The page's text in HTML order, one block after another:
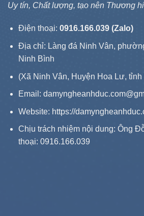
Uy tín, Chất lượng, tạo nên Thương
Điện thoại: 0916.166.039 (Zalo)
Địa chỉ: Làng đá Ninh Vân,
Ninh Bình
(Xã Ninh Vân, Huyện Hoa Lư,
Email:
Website: https://
Chịu trách nhiệm nội dung: Ông
thoại: 0916.166.039